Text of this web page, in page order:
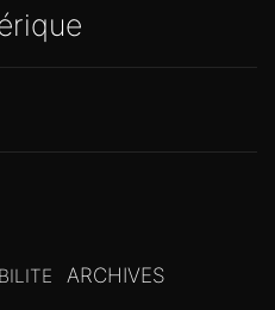
ARCHIVES